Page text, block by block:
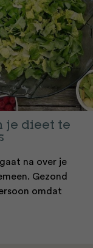
je dieet te
na over je
Gezond
omdat